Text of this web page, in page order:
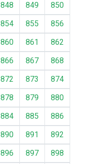
848 849
850
854 855
856
860 861
862
866 867
868
872 873
874
878 879
880
884 885
886
890 891
892
896 897
898